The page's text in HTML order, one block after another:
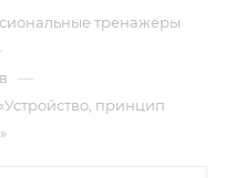
тренажёры
—
принцип